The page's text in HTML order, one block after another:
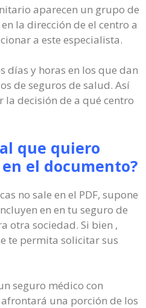
aparecen un grupo de
la dirección de el centro a
a este especialista.
días y horas en los que dan
de seguros de salud. Así
decisión de a qué centro
que quiero
el documento?
no sale en el PDF, supone
en en tu seguro de
otra sociedad. Si bien ,
te permita solicitar sus
seguro médico con
una porción de los